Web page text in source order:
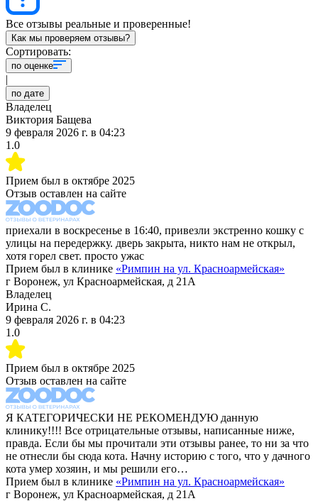
Все отзывы реальные и проверенные!
Как мы проверяем отзывы?
Сортировать:
по оценке
|
по дате
Владелец
Виктория Бащева
9 февраля 2026 г. в 04:23
1.0
Прием был в октябре 2025
Отзыв оставлен на сайте
приехали в воскресенье в 16:40, привезли экстренно кошку с
улицы на передержку. дверь закрыта, никто нам не открыл,
хотя горел свет. просто ужас
Прием был в клинике «Римпин на ул. Красноармейская»
г Воронеж, ул Красноармейская, д 21А
Владелец
Ирина С.
9 февраля 2026 г. в 04:23
1.0
Прием был в октябре 2025
Отзыв оставлен на сайте
Я КАТЕГОРИЧЕСКИ НЕ РЕКОМЕНДУЮ данную
клинику!!!! Все отрицательные отзывы, написанные ниже,
правда. Если бы мы прочитали эти отзывы ранее, то ни за что
не отнесли бы сюда кота. Начну историю с того, что у дачного
кота умер хозяин, и мы решили его…
Прием был в клинике «Римпин на ул. Красноармейская»
г Воронеж, ул Красноармейская, д 21А